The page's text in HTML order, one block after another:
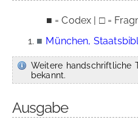
■ = Codex | □ =
■ München,
Weitere handschriftliche
bekannt.
Ausgabe